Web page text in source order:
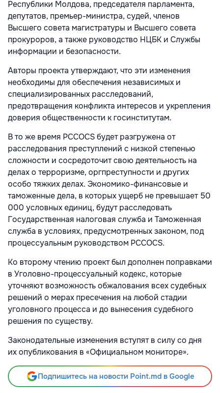
Республики Молдова, председателя парламента,
депутатов, премьер-министра, судей, членов
Высшего совета магистратуры и Высшего совета
прокуроров, а также руководство НЦБК и Службы
информации и безопасности.
Авторы проекта утверждают, что эти изменения
необходимы для обеспечения независимых и
специализированных расследований,
предотвращения конфликта интересов и укрепления
доверия общественности к госинститутам.
В то же время PCCOCS будет разгружена от
расследования преступлений с низкой степенью
сложности и сосредоточит свою деятельность на
делах о терроризме, оргпреступности и других
особо тяжких делах. Экономико-финансовые и
таможенные дела, в которых ущерб не превышает 50
000 условных единиц, будут расследовать
Государственная налоговая служба и Таможенная
служба в условиях, предусмотренных законом, под
процессуальным руководством PCCOCS.
Ко второму чтению проект был дополнен поправками
в Уголовно-процессуальный кодекс, которые
уточняют возможность обжалования всех судебных
решений о мерах пресечения на любой стадии
уголовного процесса и до вынесения судебного
решения по существу.
Законодательные изменения вступят в силу со дня
их опубликования в «Официальном мониторе».
Подпишитесь на новости Point.md в Google